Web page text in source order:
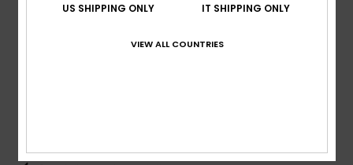
5/5
Materiale: 5/5 Colore: 5/5
US SHIPPING ONLY IT SHIPPING ONLY
VIEW ALL COUNTRIES